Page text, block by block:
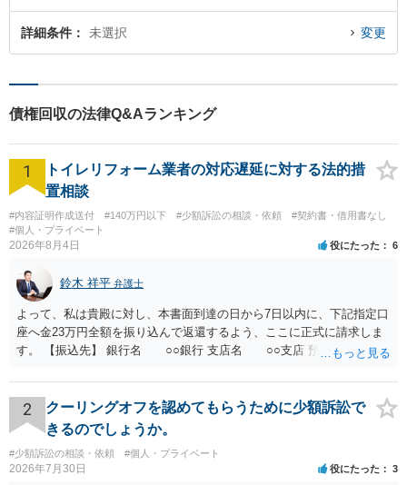
詳細条件 未選択 変更
債権回収の法律Q&Aランキング
1
トイレリフォーム業者の対応遅延に対する法的措
置相談
#内容証明作成送付 #140万円以下 #少額訴訟の相談・依頼
#契約書・借用書なし
#個人・プライベート
2026年8月4日 役にたった 6
鈴木 祥平 弁護士
よって、私は貴殿に対し、本書面到達の日から7日以内に、下記指定口
座へ金23万円全額を振り込んで返還するよう、ここに正式に請求しま
す。 【振込先】 銀行名 ○○銀行 支店名 ○○支店 預金種別 普通
されない場合には、貴殿には任意に返金する意思がないものと判断
し、やむを得ず、返還金23万円及びこれに対する遅延損害金の支払い
を求める民事訴訟、支払督促その他必要な法的手続を直ちに講じま
す。 その際には、訴訟に要する費用その他法令上認められる金員につ
いても併せて請求する予定ですので、あらかじめ申し添えます。 本件
は、貴殿自らが契約を解約したことによって生じた返還義務の履行を
2
クーリングオフを認めてもらうために少額訴訟で
きるのでしょうか。
#少額訴訟の相談・依頼 #個人・プライベート
2026年7月30日 役にたった 3